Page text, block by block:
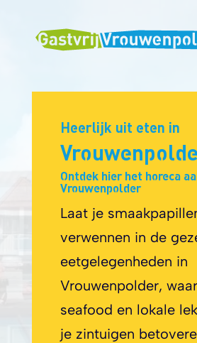
Heerlijk uit eten in
Ontdek hier het horeca
Vrouwenpolder
Laat je
verwennen in de
eetgelegenheden in
Vrouwenpolder,
seafood en lokale
je zintuigen